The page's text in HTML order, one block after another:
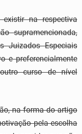
na respectiva
supramencionada,
Juizados Especiais
e preferencialmente
curso de nível
na forma do artigo
pela escolha